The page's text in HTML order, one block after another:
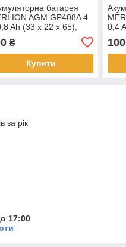
батарея
AGM GP408A 4
Ah (33 x 22 x 65),
Q300
₴
Купити
0,4
100
за рік
17:00